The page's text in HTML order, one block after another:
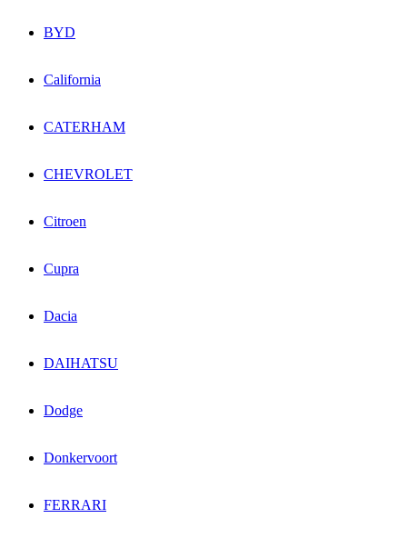
BYD
California
CATERHAM
CHEVROLET
Citroen
Cupra
Dacia
DAIHATSU
Dodge
Donkervoort
FERRARI